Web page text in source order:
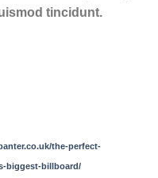
tincidunt.
the-perfect-
biggest-billboard/